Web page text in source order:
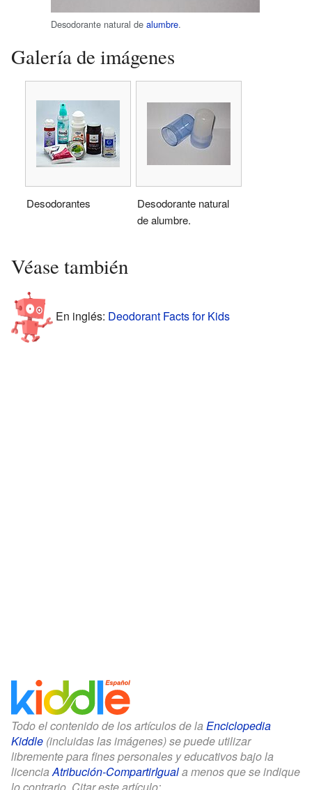
Desodorante natural de alumbre.
Galería de imágenes
Desodorantes
Desodorante natural
de alumbre.
Véase también
En inglés: Deodorant Facts for Kids
Todo el contenido de los artículos de la Enciclopedia
Kiddle (incluidas las imágenes) se puede utilizar
libremente para fines personales y educativos bajo la
licenciaAtribución-CompartirIguala menos que se indique
lo contrario. Citar este artículo: